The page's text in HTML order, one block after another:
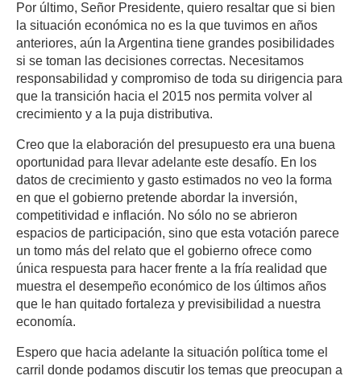
Por último, Señor Presidente, quiero resaltar que si bien
la situación económica no es la que tuvimos en años
anteriores, aún la Argentina tiene grandes posibilidades
si se toman las decisiones correctas. Necesitamos
responsabilidad y compromiso de toda su dirigencia para
que la transición hacia el 2015 nos permita volver al
crecimiento y a la puja distributiva.
Creo que la elaboración del presupuesto era una buena
oportunidad para llevar adelante este desafío. En los
datos de crecimiento y gasto estimados no veo la forma
en que el gobierno pretende abordar la inversión,
competitividad e inflación. No sólo no se abrieron
espacios de participación, sino que esta votación parece
un tomo más del relato que el gobierno ofrece como
única respuesta para hacer frente a la fría realidad que
muestra el desempeño económico de los últimos años
que le han quitado fortaleza y previsibilidad a nuestra
economía.
Espero que hacia adelante la situación política tome el
carril donde podamos discutir los temas que preocupan a